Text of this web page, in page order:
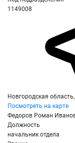
1149008
Новгородская
Посмотреть на карте
Федоров Роман
Должность
начальник отдела